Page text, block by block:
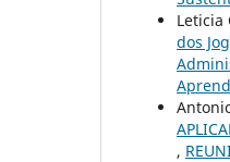
Leticia
dos
,